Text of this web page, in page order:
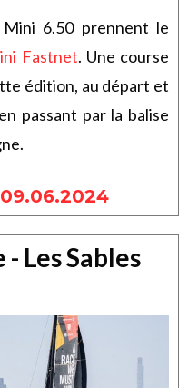
6.50 prennent le
Fastnet. Une course
édition, au départ et
passant par la balise
Les Sables